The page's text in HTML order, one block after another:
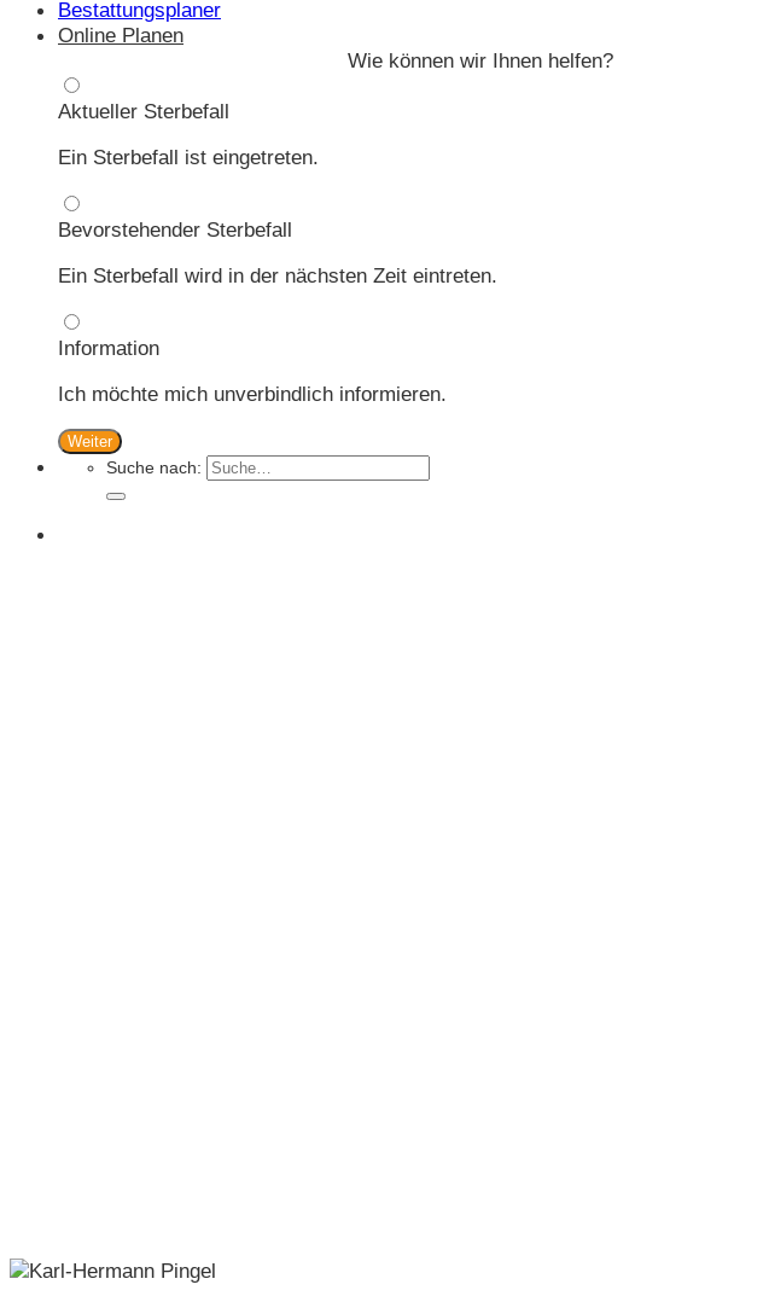
Bestattungsplaner
Online Planen
Wie können wir Ihnen helfen?
Aktueller Sterbefall
Ein Sterbefall ist eingetreten.
Bevorstehender Sterbefall
Ein Sterbefall wird in der nächsten Zeit eintreten.
Information
Ich möchte mich unverbindlich informieren.
Weiter
Suche nach: